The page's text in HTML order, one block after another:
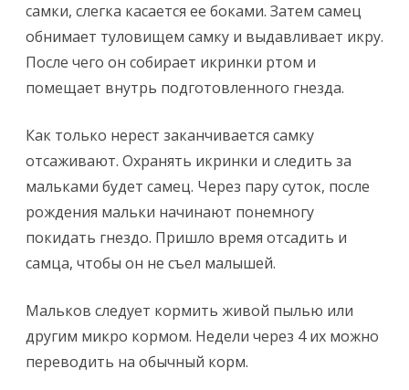
самки, слегка касается ее боками. Затем самец
обнимает туловищем самку и выдавливает икру.
После чего он собирает икринки ртом и
помещает внутрь подготовленного гнезда.
Как только нерест заканчивается самку
отсаживают. Охранять икринки и следить за
мальками будет самец. Через пару суток, после
рождения мальки начинают понемногу
покидать гнездо. Пришло время отсадить и
самца, чтобы он не съел малышей.
Мальков следует кормить живой пылью или
другим микро кормом. Недели через 4 их можно
переводить на обычный корм.